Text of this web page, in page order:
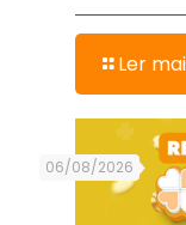
Ler
06/08/2026